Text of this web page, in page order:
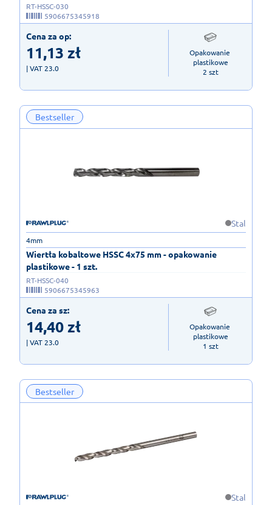
RT-HSSC-030
5906675345918
Cena za op:
11,13 zł
| VAT 23.0
Opakowanie
plastikowe
2 szt
Bestseller
Stal
Wiertła kobaltowe HSSC 4x75 mm - opakowanie
plastikowe - 1 szt.
4mm
RT-HSSC-040
5906675345963
Cena za sz:
14,40zł
| VAT 23.0
Opakowanie
plastikowe
1 szt
Bestseller
Stal